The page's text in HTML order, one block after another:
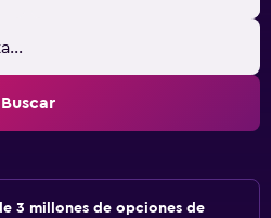
Buscar
3 millones de opciones de